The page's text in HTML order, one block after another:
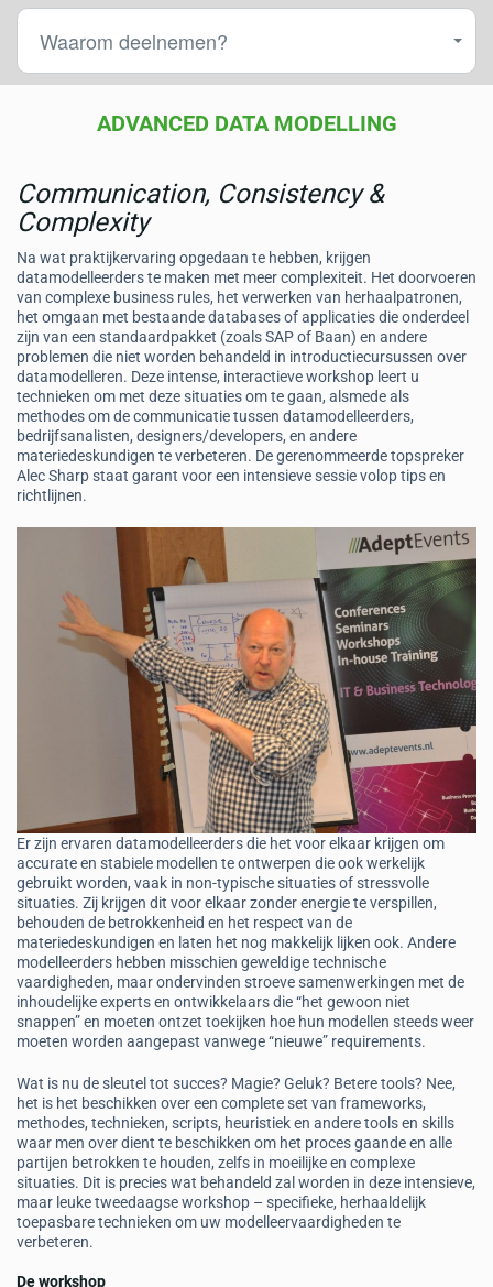
Waarom deelnemen?
ADVANCED DATA MODELLING
Communication, Consistency &
Complexity
Na wat praktijkervaring opgedaan te hebben, krijgen
datamodelleerders te maken met meer complexiteit. Het doorvoeren
van complexe business rules, het verwerken van herhaalpatronen,
het omgaan met bestaande databases of applicaties die onderdeel
zijn van een standaardpakket (zoals SAP of Baan) en andere
problemen die niet worden behandeld in introductiecursussen over
datamodelleren. Deze intense, interactieve workshop leert u
technieken om met deze situaties om te gaan, alsmede als
methodes om de communicatie tussen datamodelleerders,
bedrijfsanalisten, designers/developers, en andere
materiedeskundigen te verbeteren. De gerenommeerde topspreker
Alec Sharp staat garant voor een intensieve sessie volop tips en
richtlijnen.
Er zijn ervaren datamodelleerders die het voor elkaar krijgen om
accurate en stabiele modellen te ontwerpen die ook werkelijk
gebruikt worden, vaak in non-typische situaties of stressvolle
situaties. Zij krijgen dit voor elkaar zonder energie te verspillen,
behouden de betrokkenheid en het respect van de
materiedeskundigen en laten het nog makkelijk lijken ook. Andere
modelleerders hebben misschien geweldige technische
vaardigheden, maar ondervinden stroeve samenwerkingen met de
inhoudelijke experts en ontwikkelaars die “het gewoon niet
snappen” en moeten ontzet toekijken hoe hun modellen steeds weer
moeten worden aangepast vanwege “nieuwe” requirements.
Wat is nu de sleutel tot succes? Magie? Geluk? Betere tools? Nee,
het is het beschikken over een complete set van frameworks,
methodes, technieken, scripts, heuristiek en andere tools en skills
waar men over dient te beschikken om het proces gaande en alle
partijen betrokken te houden, zelfs in moeilijke en complexe
situaties. Dit is precies wat behandeld zal worden in deze intensieve,
maar leuke tweedaagse workshop – specifieke, herhaaldelijk
toepasbare technieken om uw modelleervaardigheden te
verbeteren.
De workshop